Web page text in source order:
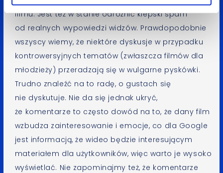
filmu. Jest też w stanie odróżnić kiepski spam
od realnych wypowiedzi widzów. Prawdopodobnie
wszyscy wiemy, że niektóre dyskusje w przypadku
kontrowersyjnych tematów (zwłaszcza filmów dla
młodzieży) przeradzają się w wulgarne pyskówki.
Trudno znaleźć na to radę, o gustach się
nie dyskutuje. Nie da się jednak ukryć,
że komentarze to często dowód na to, że dany film
wzbudza zainteresowanie i emocje, co dla Google
jest informacją, że wideo będzie interesującym
materiałem dla użytkowników, więc warto je wysoko
wyświetlać. Nie zapominajmy też, że komentarze